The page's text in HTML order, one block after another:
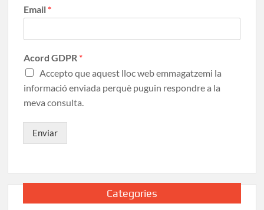
Email *
Acord GDPR *
Accepto que aquest lloc web emmagatzemi la
informació enviada perquè puguin respondre a la
meva consulta.
Enviar
Categories